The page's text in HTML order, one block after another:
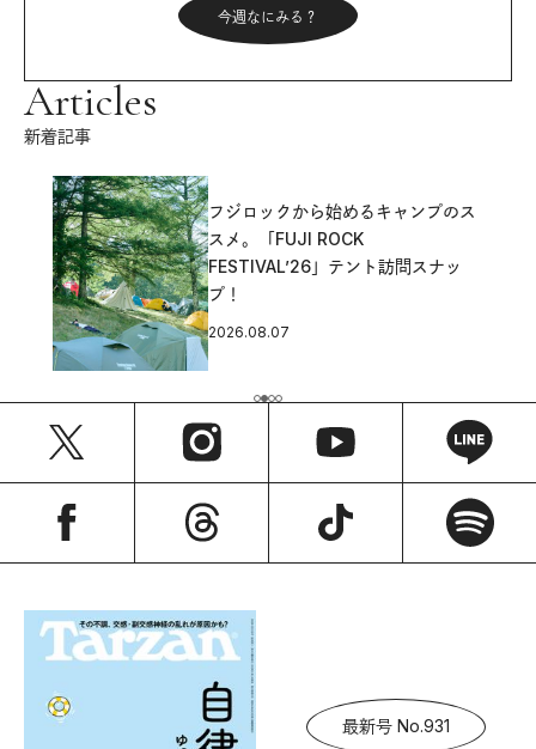
今週なにみる？
Articles
新着記事
フジロックから始めるキャンプのス
スメ。「FUJI ROCK
FESTIVAL’26」テント訪問スナッ
プ！
2026.08.07
最新号 No.931